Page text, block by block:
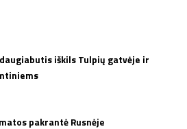
iškils Tulpių gatvėje ir
pakrantė Rusnėje